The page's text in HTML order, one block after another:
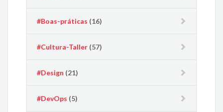
#Boas-práticas (16)
#Cultura-Taller (57)
#Design (21)
#DevOps (5)